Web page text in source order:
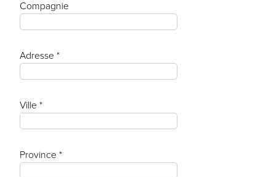
Compagnie
Adresse *
Ville *
Province *